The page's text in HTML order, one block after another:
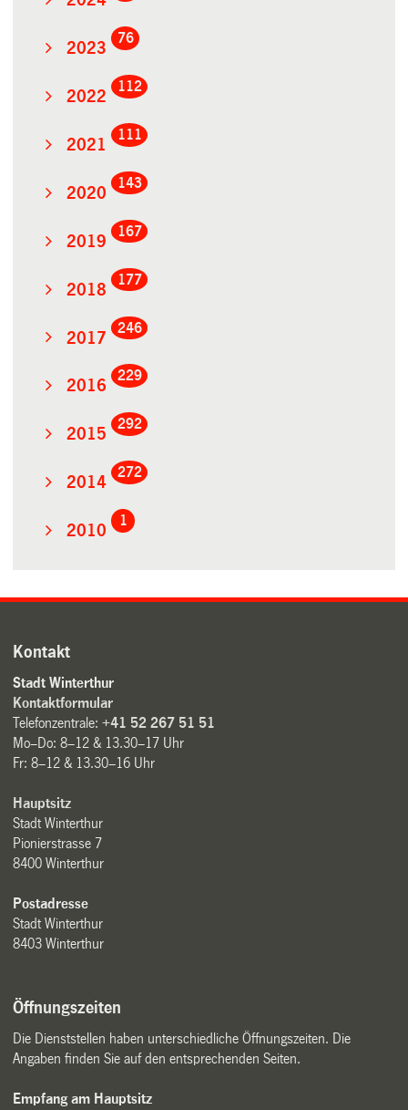
2023
76
2022
112
2021
111
2020
143
2019
167
2018
177
2017
246
2016
229
2015
292
2014
272
2010
1
Kontakt
Stadt Winterthur
Kontaktformular
Telefonzentrale:+41 52 267 51 51
Mo–Do: 8–12 & 13.30–17 Uhr
Fr: 8–12 & 13.30–16 Uhr
Hauptsitz
Stadt Winterthur
Pionierstrasse 7
8400 Winterthur
Postadresse
Stadt Winterthur
8403 Winterthur
Öffnungszeiten
Die Dienststellen haben unterschiedliche Öffnungszeiten. Die
Angaben finden Sie auf den entsprechenden Seiten.
Empfang am Hauptsitz